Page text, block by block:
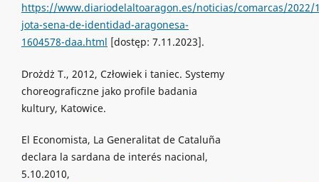
https://www.diariodelaltoaragon.es/noticias/comarcas/2022/
jota-sena-de-identidad-aragonesa-
1604578-daa.html [dostęp: 7.11.2023].
Drożdż T., 2012, Człowiek i taniec. Systemy
choreograficzne jako profile badania
kultury, Katowice.
El Economista, La Generalitat de Cataluña
declara la sardana de interés nacional,
5.10.2010,